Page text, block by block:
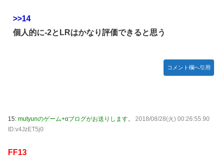
>>14
個人的に-2とLRはかなり評価できると思う
コメント欄へ引用
15: mutyunのゲーム+αブログがお送りします。
2018/08/28(火) 00:26:55.90
ID:v4JzET5j0
FF13